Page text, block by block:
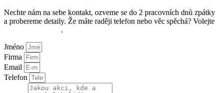
Nechte nám na sebe kontakt, ozveme se do 2 pracovních dnů zpátky
a probereme detaily. Že máte raději telefon nebo věc spěchá? Volejte
.
Jméno
Firma
Email
Telefon